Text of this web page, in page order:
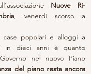
Nuove Ri-
, venerdì scorso a
case popolari e alloggi a
in dieci anni è quanto
nel nuovo Piano
del piano resta ancora